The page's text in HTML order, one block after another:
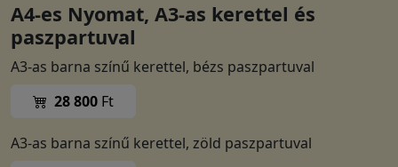
A4-es Nyomat, A3-as kerettel és
paszpartuval
A3-as barna színű kerettel, bézs paszpartuval
28 800 Ft
A3-as barna színű kerettel, zöld paszpartuval